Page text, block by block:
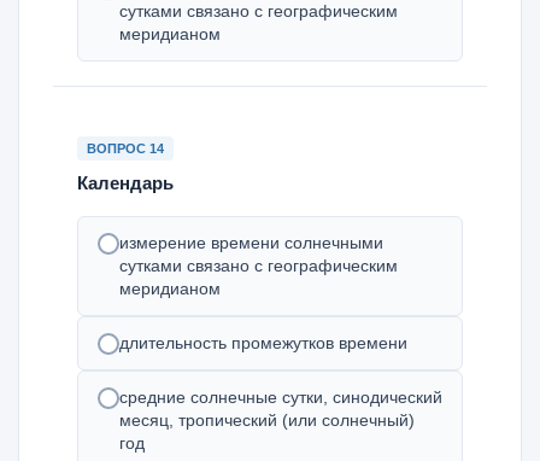
сутками связано с географическим
меридианом
ВОПРОС 14
Календарь
измерение времени солнечными
сутками связано с географическим
меридианом
длительность промежутков времени
средние солнечные сутки, синодический
месяц, тропический (или солнечный)
год